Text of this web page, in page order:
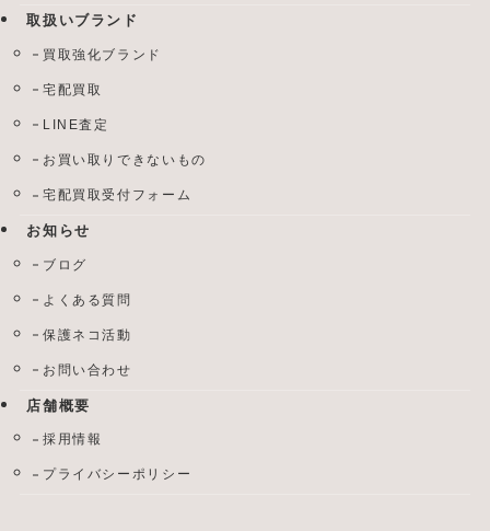
取扱いブランド
買取強化ブランド
宅配買取
LINE査定
お買い取りできないもの
宅配買取受付フォーム
お知らせ
ブログ
よくある質問
保護ネコ活動
お問い合わせ
店舗概要
採用情報
プライバシーポリシー